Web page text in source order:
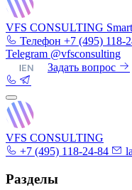
VFS CONSULTING
Телефон +7 (495) 118-
Telegram @vfsconsulting
|EN Задать вопрос
VFS CONSULTING
+7 (495) 118-24-84
Разделы